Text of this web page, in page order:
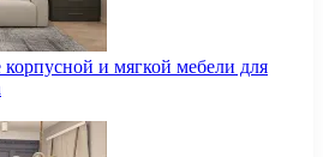
и мягкой мебели для